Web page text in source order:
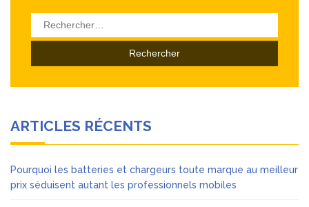
Rechercher :
ARTICLES RÉCENTS
Pourquoi les batteries et chargeurs toute marque au meilleur
prix séduisent autant les professionnels mobiles